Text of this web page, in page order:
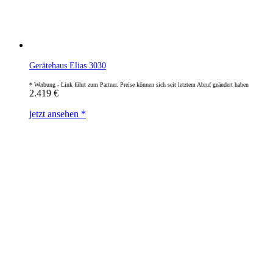
Gerätehaus Elias 3030
2.419 €
jetzt ansehen *